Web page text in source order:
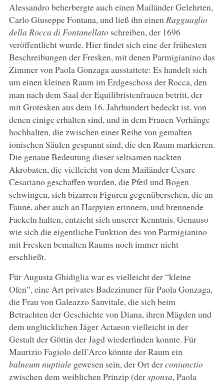
Alessandro beherbergte auch einen Mailänder Gelehrten,
Carlo Giuseppe Fontana, und ließ ihn einen Ragguaglio
della Rocca di Fontanellatoschreiben, der 1696
veröffentlicht wurde. Hier findet sich eine der frühesten
Beschreibungen der Fresken, mit denen Parmigianino das
Zimmer von Paola Gonzaga ausstattete: Es handelt sich
um einen kleinen Raum im Erdgeschoss der Rocca, den
man nach dem Saal der Equilibristenfrauen betritt, der
mit Grotesken aus dem 16. Jahrhundert bedeckt ist, von
denen einige erhalten sind, und in dem Frauen Vorhänge
hochhalten, die zwischen einer Reihe von gemalten
ionischen Säulen gespannt sind, die den Raum markieren.
Die genaue Bedeutung dieser seltsamen nackten
Akrobaten, die vielleicht von dem Mailänder Cesare
Cesariano geschaffen wurden, die Pfeil und Bogen
schwingen, sich bizarren Figuren gegenübersehen, die an
Faune, aber auch an Harpyien erinnern, und brennende
Fackeln halten, entzieht sich unserer Kenntnis. Genauso
wie sich die eigentliche Funktion des von Parmigianino
mit Fresken bemalten Raums noch immer nicht
erschließt.
Für Augusta Ghidiglia war es vielleicht der “kleine
Ofen”, eine Art privates Badezimmer für Paola Gonzaga,
die Frau von Galeazzo Sanvitale, die sich beim
Betrachten der Geschichte von Diana, ihren Mägden und
dem unglücklichen Jäger Actaeon vielleicht in der
Gestalt der Göttin der Jagd wiederfinden konnte. Für
Maurizio Fagiolo dell’Arco könnte der Raum ein
balneum nuptialegewesen sein, der Ort derconiunctio
zwischen dem weiblichen Prinzip (dersponsa, Paola